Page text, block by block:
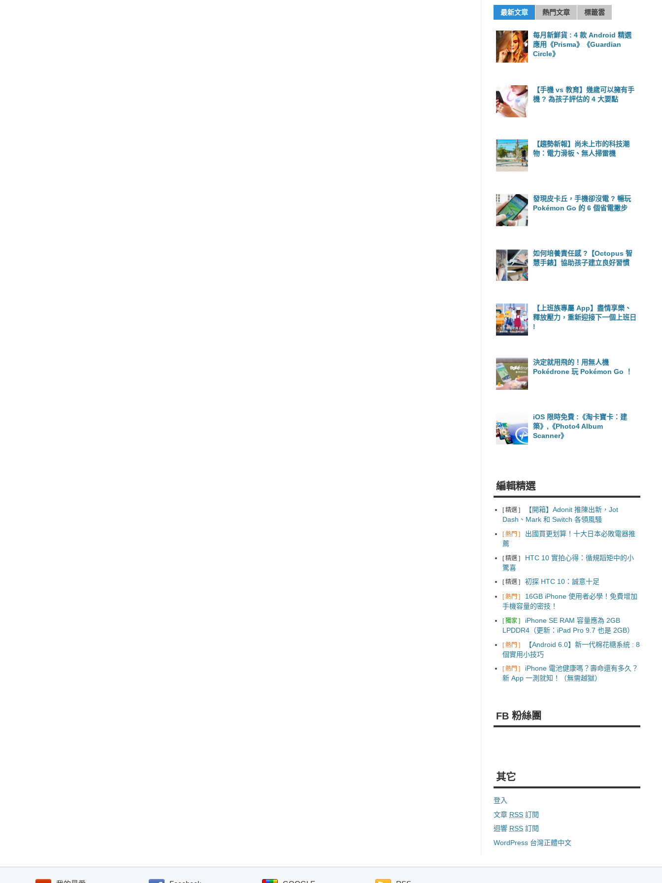
最新文章 熱門文章 標籤雲
每月新鮮貨 : 4 款 Android 精選
應用《Prisma》《Guardian
Circle》
【手機 vs 教育】幾歲可以擁有手
機 ? 為孩子評估的 4 大要點
【趨勢新報】尚未上市的科技潮
物：電力滑板、無人掃雷機
發現皮卡丘，手機卻沒電 ? 暢玩
Pokémon Go 的 6 個省電撇步
如何培養責任感 ?【Octopus 智
慧手錶】協助孩子建立良好習慣
【上班族專屬 App】盡情享樂、
釋放壓力，重新迎接下一個上班日
!
決定就用飛的！用無人機
Pokédrone 玩 Pokémon Go ！
iOS 限時免費 :《淘卡寶卡：建
築》,《Photo4 Album
Scanner》
編輯精選
[ 精選 ]
【開箱】Adonit 推陳出新，Jot
Dash、Mark 和 Switch 各領風騷
[ 熱門 ]
出國買更划算！十大日本必敗電器推
薦
[ 精選 ]
HTC 10 實拍心得：循規蹈矩中的小
驚喜
[ 精選 ] 初探 HTC 10：誠意十足
[ 熱門 ]
16GB iPhone 使用者必學！免費增加
手機容量的密技！
[ 獨家 ]
iPhone SE RAM 容量應為 2GB
LPDDR4（更新：iPad Pro 9.7 也是 2GB）
[ 熱門 ]
【Android 6.0】新一代棉花糖系統 : 8
個實用小技巧
[ 熱門 ]
iPhone 電池健康嗎？壽命還有多久？
新 App 一測就知！（無需越獄）
FB 粉絲團
其它
登入
文章 RSS 訂閱
迴響 RSS 訂閱
WordPress 台灣正體中文